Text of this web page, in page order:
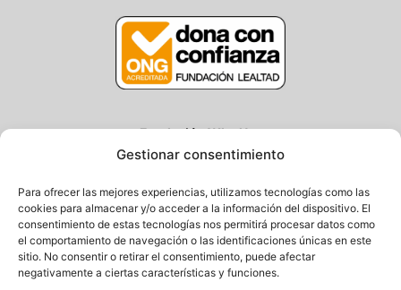
Gestionar consentimiento
Para ofrecer las mejores experiencias, utilizamos tecnologías como las
cookies para almacenar y/o acceder a la información del dispositivo. El
consentimiento de estas tecnologías nos permitirá procesar datos como
el comportamiento de navegación o las identificaciones únicas en este
sitio. No consentir o retirar el consentimiento, puede afectar
negativamente a ciertas características y funciones.
Fundación Why Not
Centro/Txoko: Particular de Ategorrieta 3, Gros
20013 Donostia – Gipuzkoa
Tel.: (+34) 943 058 694 / 627 014 791
Email: info@fundacionwhynot.org